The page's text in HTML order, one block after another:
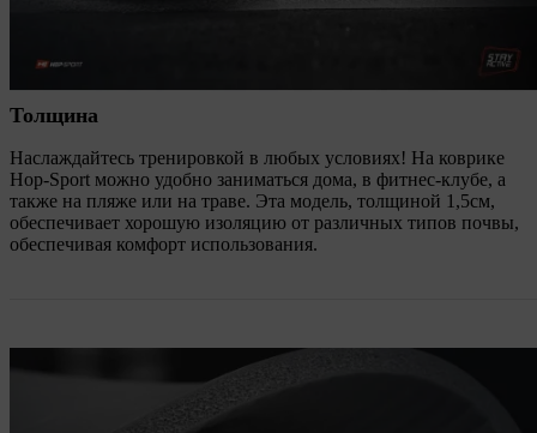
Толщина
Наслаждайтесь тренировкой в любых условиях! На коврике
Hop-Sport можно удобно заниматься дома, в фитнес-клубе, а
также на пляже или на траве. Эта модель, толщиной 1,5см,
обеспечивает хорошую изоляцию от различных типов почвы,
обеспечивая комфорт использования.